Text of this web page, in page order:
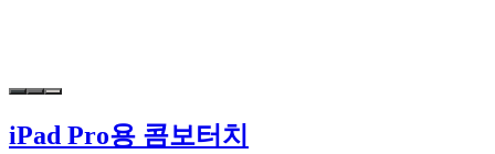
iPad Pro용 콤보터치